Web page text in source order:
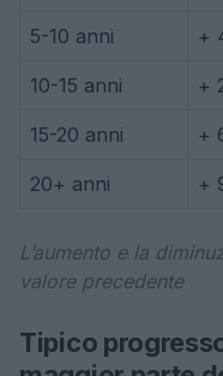
5-10 anni +
10-15 anni +
15-20 anni +
20+ anni +
L’aumento e la
valore precedente
Tipico